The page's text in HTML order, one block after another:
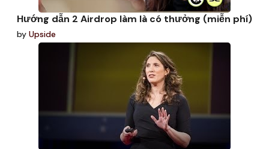
Hướng dẫn 2 Airdrop làm là có thưởng (miễn phí)
by Upside